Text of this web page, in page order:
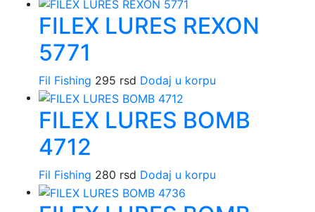
FILEX LURES REXON
5771
Fil Fishing 295 rsd Dodaj u korpu
FILEX LURES BOMB
4712
Fil Fishing 280 rsd Dodaj u korpu